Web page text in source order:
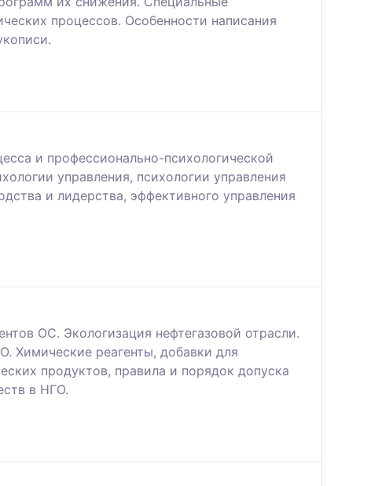
процессов. Особенности написания
и профессионально-психологической
управления, психологии управления
и лидерства, эффективного управления
ОС. Экологизация нефтегазовой отрасли.
Химические реагенты, добавки для
продуктов, правила и порядок допуска
в НГО.